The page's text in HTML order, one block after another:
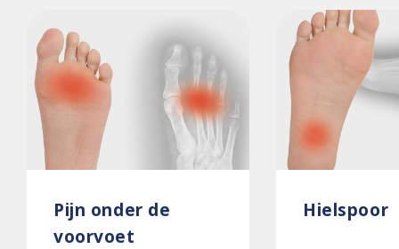
Pijn onder de
voorvoet
Hielspoor